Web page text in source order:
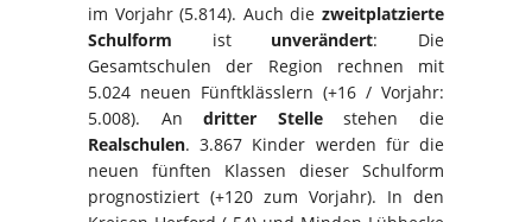
im Vorjahr (5.814). Auch die zweitplatzierte
Schulform ist unverändert: Die
Gesamtschulen der Region rechnen mit
5.024 neuen Fünftklässlern (+16 / Vorjahr:
5.008). Andritter Stellestehen die
Realschulen. 3.867 Kinder werden für die
neuen fünften Klassen dieser Schulform
prognostiziert (+120 zum Vorjahr). In den